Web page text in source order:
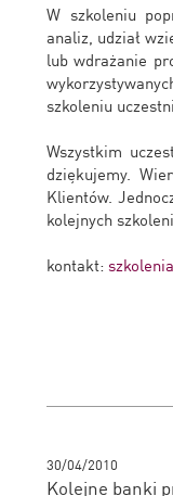
W szkoleniu
analiz, udział
lub wdrażanie
szkoleniu
Wszystkim
dziękujemy.
Klientów.
kolejnych
kontakt:
30/04/2010
Kolejne banki